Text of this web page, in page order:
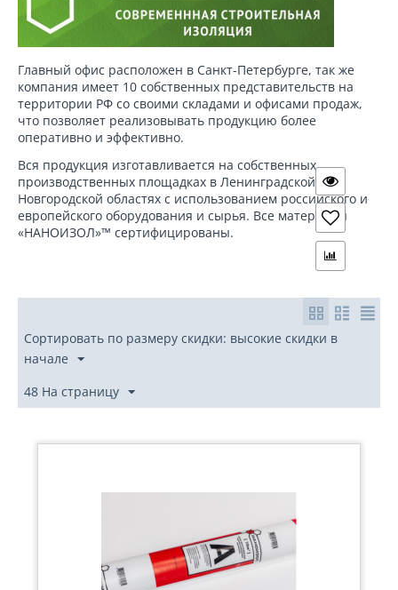
Главный офис расположен в Санкт-Петербурге, так же
компания имеет 10 собственных представительств на
территории РФ со своими складами и офисами продаж,
что позволяет реализовывать продукцию более
оперативно и эффективно.
Вся продукция изготавливается на собственных
производственных площадках в Ленинградской и
Новгородской областях с использованием российского и
европейского оборудования и сырья. Все материалы
«НАНОИЗОЛ»™ сертифицированы.
Сортировать по размеру скидки: высокие скидки в
начале
48 На страницу